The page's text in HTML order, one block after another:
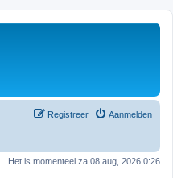
Aanmelden
Registreer
Het is momenteel za 08 aug, 2026 0:26